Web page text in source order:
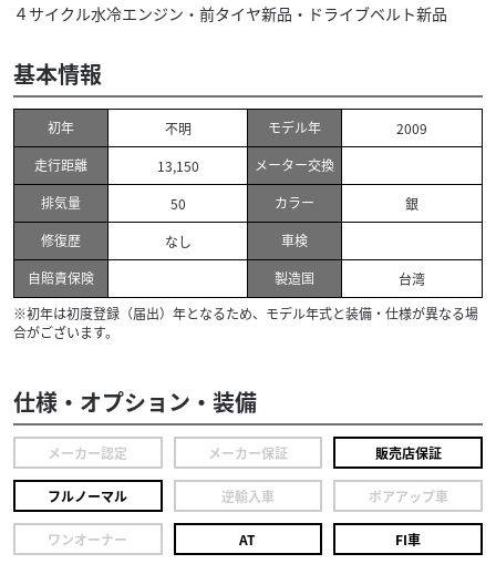
４サイクル水冷エンジン・前タイヤ新品・ドライブベルト新品
基本情報
初年 不明 モデル年
2009
走行距離
13,150
メーター交換
排気量
50 カラー
銀
修復歴
なし
車検
自賠責保険
製造国
台湾
※初年は初度登録（届出）年となるため、モデル年式と装備・仕様が異なる場
合がございます。
仕様・オプション・装備
メーカー認定 メーカー保証 販売店保証
フルノーマル 逆輸入車 ボアアップ車
ワンオーナー AT FI車